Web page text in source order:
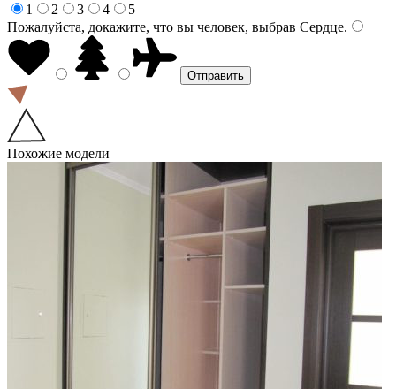
1
2 3 4
5
Пожалуйста, докажите, что вы человек, выбрав Сердце.
Похожие модели